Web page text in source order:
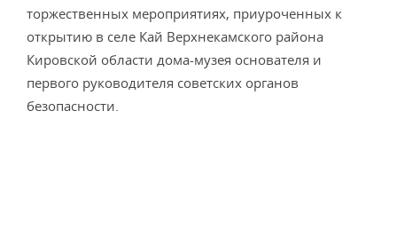
торжественных мероприятиях, приуроченных к
открытию в селе Кай Верхнекамского района
Кировской области дома-музея основателя и
первого руководителя советских органов
безопасности.